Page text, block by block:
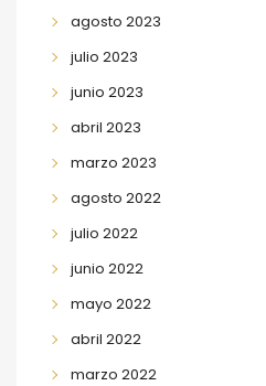
agosto 2023
julio 2023
junio 2023
abril 2023
marzo 2023
agosto 2022
julio 2022
junio 2022
mayo 2022
abril 2022
marzo 2022